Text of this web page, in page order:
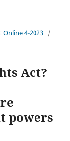
Online 4-2023 /
Act?
powers